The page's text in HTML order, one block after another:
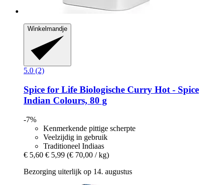
Winkelmandje
5.0 (2)
Spice for Life Biologische Curry Hot -​ Spice
Indian Colours, 80 g
-7%
Kenmerkende pittige scherpte
Veelzijdig in gebruik
Traditioneel Indiaas
€ 5,60 € 5,99 (€ 70,00 / kg)
Bezorging uiterlijk op 14. augustus